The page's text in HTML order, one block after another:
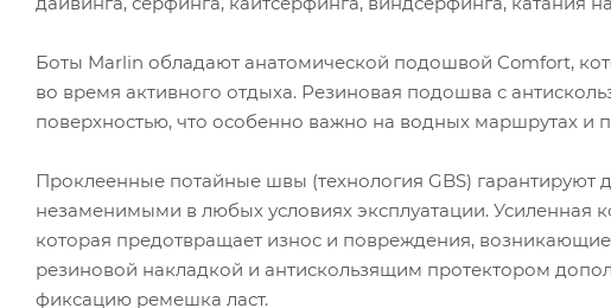
Боты Marlin обладают анатомической подошвой Comfort,
во время активного отдыха. Резиновая подошва с
поверхностью, что особенно важно на водных маршрутах
Проклеенные потайные швы (технология GBS) гарантируют
незаменимыми в любых условиях эксплуатации. Усиленная
которая предотвращает износ и повреждения,
резиновой накладкой и антискользящим протектором
фиксацию ремешка ласт.